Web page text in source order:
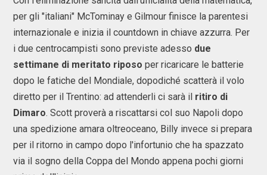
per gli "italiani" McTominay e Gilmour finisce la parentesi
internazionale e inizia il countdown in chiave azzurra. Per
i due centrocampisti sono previste adesso due
settimane di meritato riposo per ricaricare le batterie
dopo le fatiche del Mondiale, dopodiché scatterà il volo
diretto per il Trentino: ad attenderli ci sarà il ritiro di
Dimaro. Scott proverà a riscattarsi col suo Napoli dopo
una spedizione amara oltreoceano, Billy invece si prepara
per il ritorno in campo dopo l'infortunio che ha spazzato
via il sogno della Coppa del Mondo appena pochi giorni